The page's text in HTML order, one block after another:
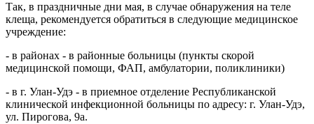
Так, в праздничные дни мая, в случае обнаружения на теле
клеща, рекомендуется обратиться в следующие медицинское
учреждение:
- в районах - в районные больницы (пункты скорой
медицинской помощи, ФАП, амбулатории, поликлиники)
- в г. Улан-Удэ - в приемное отделение Республиканской
клинической инфекционной больницы по адресу: г. Улан-Удэ,
ул. Пирогова, 9а.